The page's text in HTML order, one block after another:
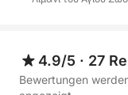
4.9/5 · 27
Bewertungen